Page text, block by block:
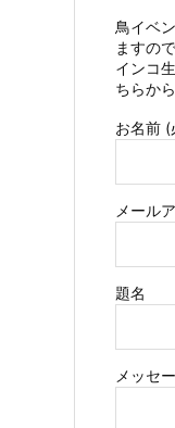
鳥イベ
ますの
インコ
ちらか
お名前 (
メール
題名
メッセ